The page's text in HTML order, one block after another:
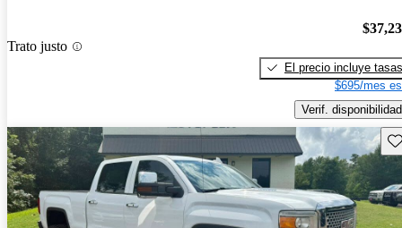
Trato justo
El precio incluye tasas
$695/mes
Verif. disponibilidad